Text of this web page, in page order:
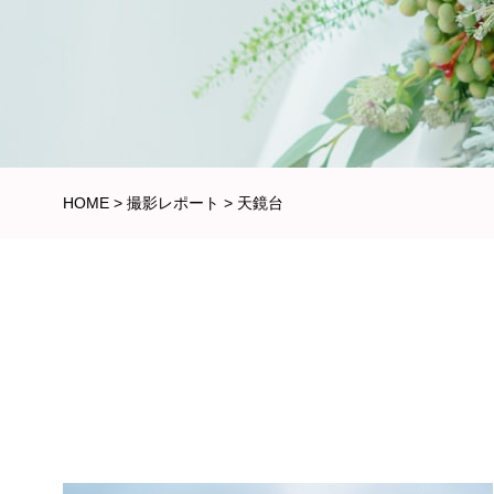
HOME > 撮影レポート > 天鏡台